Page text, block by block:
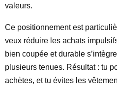
valeurs.
Ce positionnement est
veux réduire les achats
bien coupée et durable
plusieurs tenues. Résultat : tu
achètes, et tu évites les